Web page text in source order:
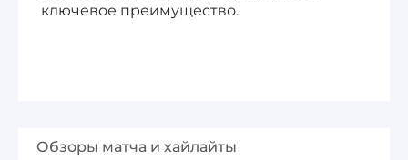
ключевое преимущество.
Обзоры матча и хайлайты